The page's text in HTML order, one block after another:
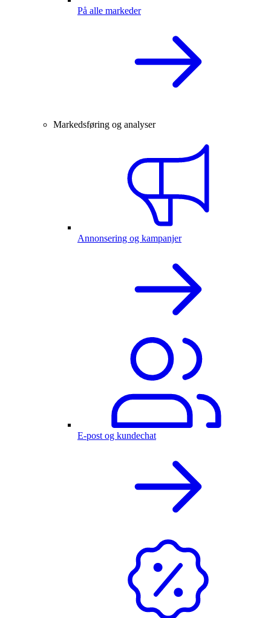
På alle markeder
Markedsføring og analyser
Annonsering og kampanjer
E-post og kundechat